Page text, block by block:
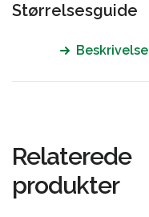
Størrelsesguide
Beskrivelse
Relaterede
produkter